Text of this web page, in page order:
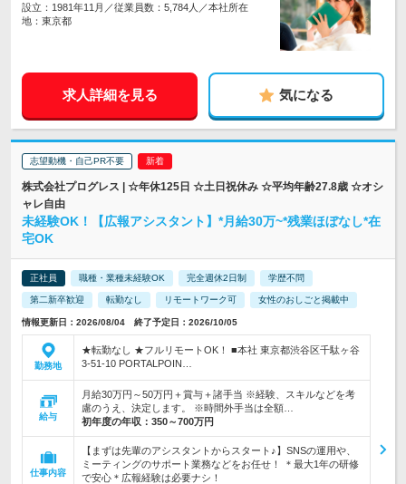
設立：1981年11月／従業員数：5,784人／本社所在
地：東京都
求人詳細を見る 気になる
志望動機・自己PR不要
株式会社プログレス | ☆年休125日 ☆土日祝休み ☆平均年齢27.8歳 ☆オシ
ャレ自由
未経験OK！【広報アシスタント】*月給30万~*残業ほぼなし*在
宅OK
正社員 職種・業種未経験OK 完全週休2日制 学歴不問
第二新卒歓迎 転勤なし リモートワーク可 女性のおしごと掲載中
情報更新日：2026/08/04 終了予定日：2026/10/05
勤務地
★転勤なし ★フルリモートOK！ ■本社 東京都渋谷区千駄ヶ谷
3-51-10 PORTALPOIN…
給与
月給30万円～50万円＋賞与＋諸手当 ※経験、スキルなどを考
慮のうえ、決定します。 ※時間外手当は全額…
初年度の年収： 350～700万円
仕事内容
【まずは先輩のアシスタントからスタート♪】SNSの運用や、
ミーティングのサポート業務などをお任せ！ ＊最大1年の研修
で安心＊広報経験は必要ナシ！